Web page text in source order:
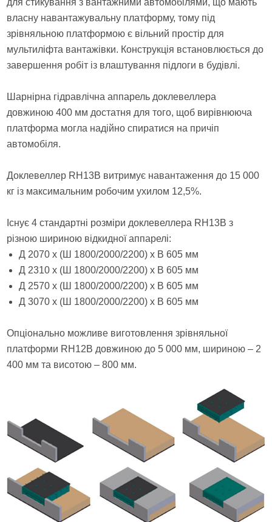
власну навантажувальну платформу, тому під
зрівняльною платформою є вільний простір для
мультиліфта вантажівки. Конструкція встановлюється до
завершення робіт із влаштування підлоги в будівлі.
Шарнірна гідравлічна аппарель доклевеллера
довжиною 400 мм достатня для того, щоб вирівнююча
платформа могла надійно спиратися на причіп
автомобіля.
Доклевеллер RH13B витримує навантаження до 15 000
кг із максимальним робочим ухилом 12,5%.
Існує 4 стандартні розміри доклевеллера RH13B з
різною шириною відкидної аппарелі:
Д 2070 х (Ш 1800/2000/2200) х В 605 мм
Д 2310 х (Ш 1800/2000/2200) х В 605 мм
Д 2570 х (Ш 1800/2000/2200) х В 605 мм
Д 3070 х (Ш 1800/2000/2200) х В 605 мм
Опціонально можливе виготовлення зрівняльної
платформи RH12B довжиною до 5 000 мм, шириною – 2
400 мм та висотою – 800 мм.